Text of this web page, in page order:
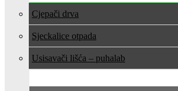
Cjepači drva
Sjeckalice otpada
Usisavači lišća – puhala